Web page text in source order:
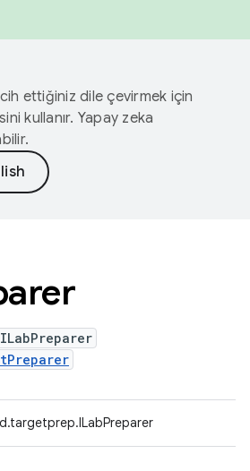
ettiğiniz dile çevirmek için
kullanır. Yapay zeka